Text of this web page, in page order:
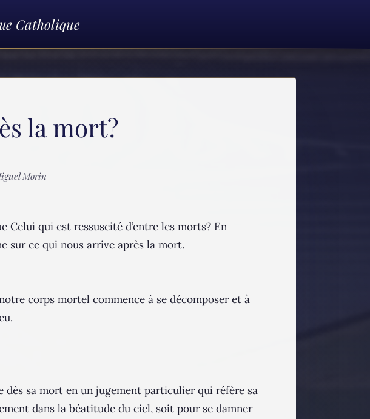
Catholique
la mort?
Morin
qui est ressuscité d’entre les morts? En
sur ce qui nous arrive après la mort.
corps mortel commence à se décomposer et à
sa mort en un jugement particulier qui réfère sa
dans la béatitude du ciel, soit pour se damner